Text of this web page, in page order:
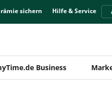
sichern Hilfe & Service
Business